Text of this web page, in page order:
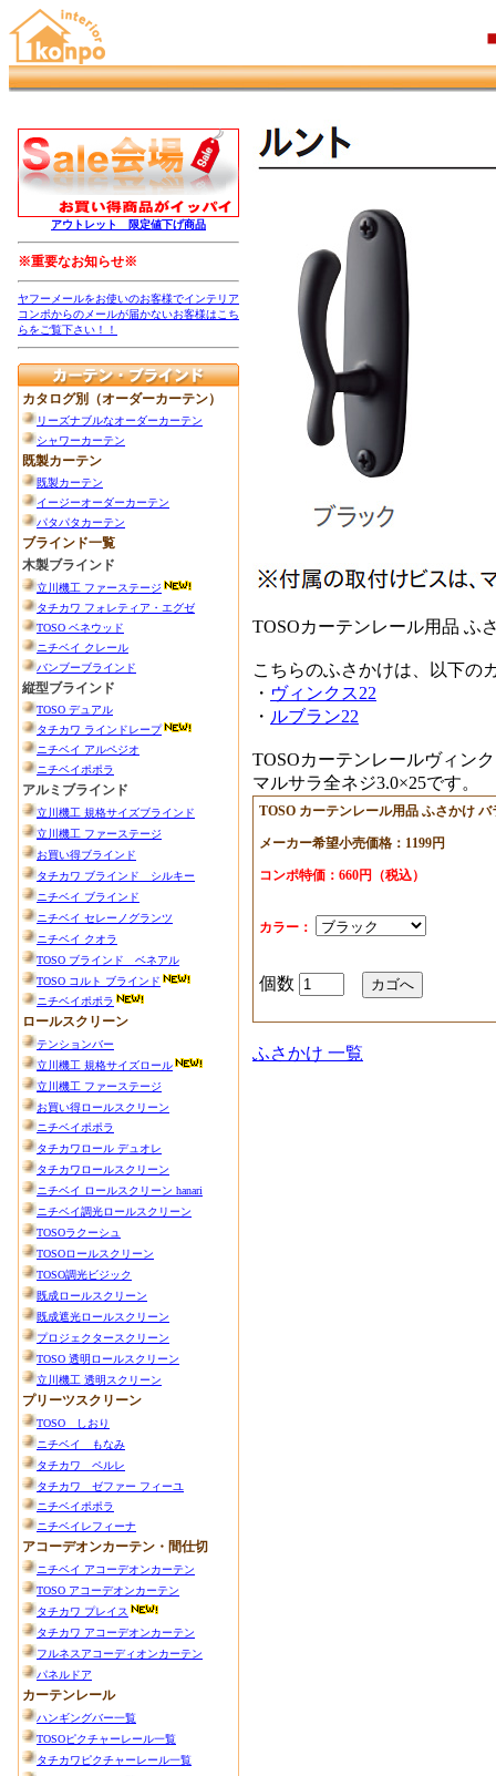
TOSOカーテンレール用品 ふ
こちらのふさかけは、以下の
・ ヴィンクス22
・ ルブラン22
TOSOカーテンレールヴィン
マルサラ全ネジ3.0×25です。
TOSO カーテンレール用品 ふさかけ
メーカー希望小売価格：1199円
コンポ特価：660円（税込）
カラー：
個数
ふさかけ 一覧